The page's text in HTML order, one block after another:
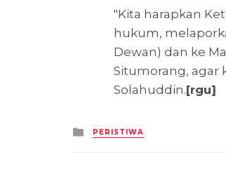
"Kita harapkan
hukum,
Dewan) dan ke
Situmorang, agar
Solahuddin.[rgu]
Posted
in
PERISTIWA